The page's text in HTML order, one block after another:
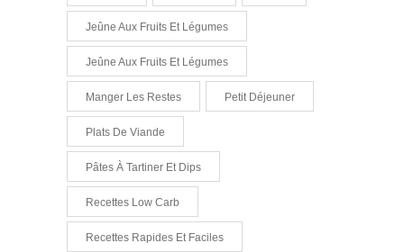
Jeûne Aux Fruits Et Légumes
Jeûne Aux Fruits Et Légumes
Manger Les Restes Petit Déjeuner
Plats De Viande
Pâtes À Tartiner Et Dips
Recettes Low Carb
Recettes Rapides Et Faciles